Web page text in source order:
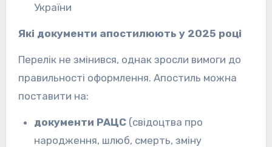
України
Які документи апостилюють у 2025 році
Перелік не змінився, однак зросли вимоги до
правильності оформлення. Апостиль можна
поставити на:
документи РАЦС(свідоцтва про
народження, шлюб, смерть, зміну